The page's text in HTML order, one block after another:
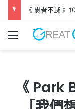
《 愚者不滅 》
Menu
《 Park